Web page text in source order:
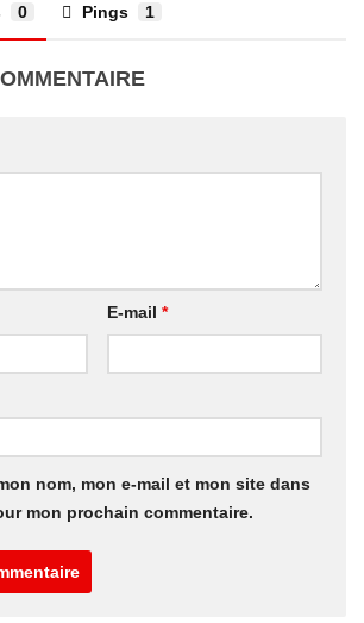
0 Pings 1
E-mail *
nom, mon e-mail et mon site dans
mon prochain commentaire.